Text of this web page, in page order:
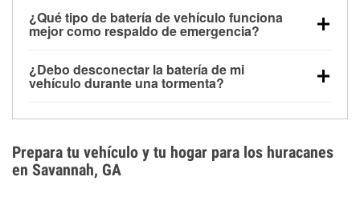
contar con un equipo de carga de respaldo para
cortes prolongados.
parte baja del compartimento del motor y pueden
dañarse si se sumergen, lo que puede provocar una
días después de la exposición.
¿Qué tipo de batería de vehículo funciona
mejor como respaldo de emergencia?
para aplicaciones de ciclo profundo porque son
selladas, resistentes a las vibraciones y más
¿Debo desconectar la batería de mi
vehículo durante una tormenta?
los daños por inundación. Evitar el agua estancada y
preparar opciones de carga de respaldo son
medidas de protección más efectivas.
Prepara tu vehículo y tu hogar para los huracanes
en Savannah, GA